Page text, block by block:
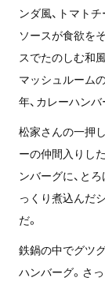
ンダ風、トマト
ソースが食欲を
スでたのしむ和
マッシュルーム
年、カレーハン
松家さんの一押
ーの仲間入りし
ンバーグに、と
っくり煮込んだ
だ。
鉄鍋の中でグツ
ハンバーグ。さ